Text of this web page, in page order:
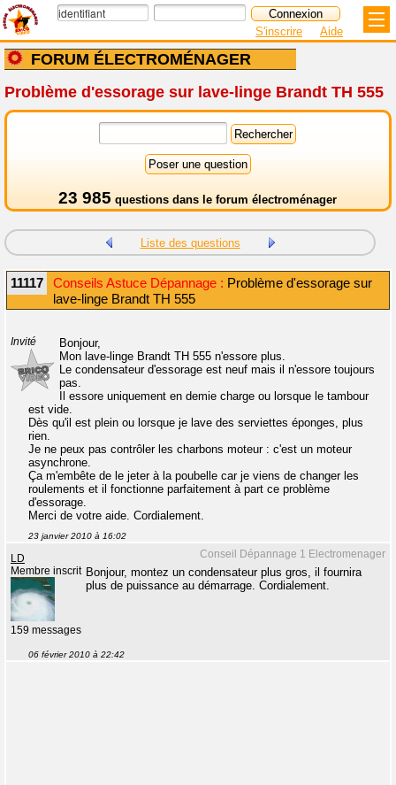
FORUM ÉLECTROMÉNAGER
S'inscrire Aide
Problème d'essorage sur lave-linge Brandt TH 555
23 985 questions dans le forum électroménager
Liste des questions
11117 Conseils Astuce Dépannage : Problème d'essorage sur
lave-linge Brandt TH 555
Invité
Bonjour,
Mon lave-linge Brandt TH 555 n'essore plus.
Le condensateur d'essorage est neuf mais il n'essore toujours
pas.
Il essore uniquement en demie charge ou lorsque le tambour
est vide.
Dès qu'il est plein ou lorsque je lave des serviettes éponges, plus
rien.
Je ne peux pas contrôler les charbons moteur : c'est un moteur
asynchrone.
Ça m'embête de le jeter à la poubelle car je viens de changer les
roulements et il fonctionne parfaitement à part ce problème
d'essorage.
Merci de votre aide. Cordialement.
23 janvier 2010 à 16:02
Conseil Dépannage 1 Electromenager
LD
Membre inscrit
159 messages
Bonjour, montez un condensateur plus gros, il fournira
plus de puissance au démarrage. Cordialement.
06 février 2010 à 22:42